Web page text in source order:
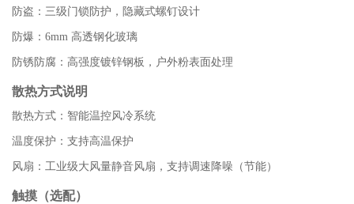
防盗：三级门锁防护，隐藏式螺钉设计
防爆：6mm 高透钢化玻璃
防锈防腐：高强度镀锌钢板，户外粉表面处理
散热方式说明
散热方式：智能温控风冷系统
温度保护：支持高温保护
风扇：工业级大风量静音风扇，支持调速降噪（节能）
触摸（选配）